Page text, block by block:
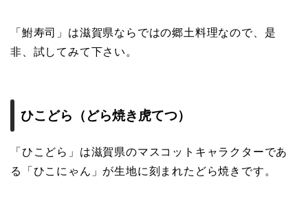
「鮒寿司」は滋賀県ならではの郷土料理なので、是
非、試してみて下さい。
ひこどら（どら焼き虎てつ）
「ひこどら」は滋賀県のマスコットキャラクターであ
る「ひこにゃん」が生地に刻まれたどら焼きです。